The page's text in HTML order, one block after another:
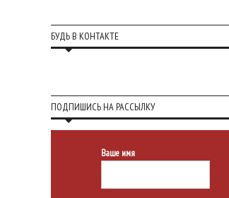
БУДЬ В КОНТАКТЕ
ПОДПИШИСЬ НА РАССЫЛКУ
Ваше имя